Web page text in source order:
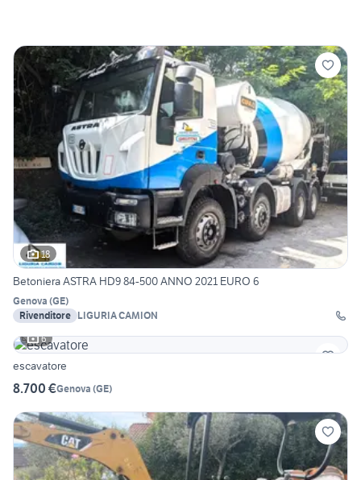
18
Betoniera ASTRA HD9 84-500 ANNO 2021 EURO 6
Genova (GE)
Rivenditore LIGURIA CAMION
6
escavatore
8.700 €Genova (GE)